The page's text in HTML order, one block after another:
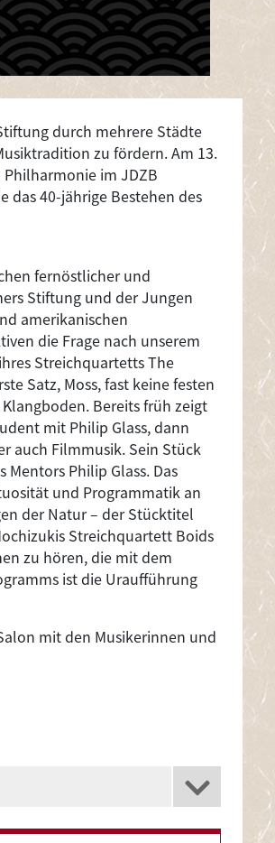
durch mehrere Städte
zu fördern. Am 13.
im JDZB
das 40-jährige Bestehen des
fernöstlicher und
Stiftung und der Jungen
amerikanischen
die Frage nach unserem
Streichquartetts The
Satz, Moss, fast keine festen
Bereits früh zeigt
mit Philip Glass, dann
auch Filmmusik. Sein Stück
Philip Glass. Das
und Programmatik an
der Natur – der Stücktitel
Streichquartett Boids
zu hören, die mit dem
ist die Uraufführung
mit den Musikerinnen und